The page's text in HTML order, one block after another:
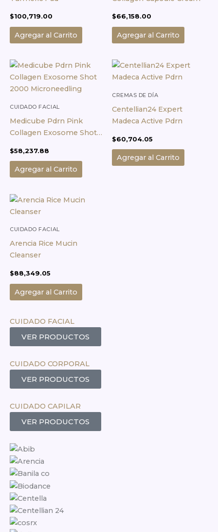
$100,719.00
Agregar al Carrito
$66,158.00
Agregar al Carrito
CUIDADO FACIAL
Medicube Pdrn Pink
Collagen Exosome Shot
$58,237.88
Agregar al Carrito
CREMAS DE DÍA
Centellian24 Expert
Madeca Active Pdrn
$60,704.05
Agregar al Carrito
CUIDADO FACIAL
Arencia Rice Mucin
Cleanser
$88,349.05
Agregar al Carrito
CUIDADO FACIAL
VER PRODUCTOS
CUIDADO CORPORAL
VER PRODUCTOS
CUIDADO CAPILAR
VER PRODUCTOS